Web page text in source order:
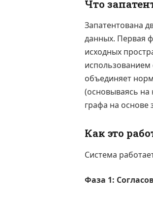
Что
Запатентована
данных. Первая
исходных
использованием
объединяет
(основываясь на
графа на основе
Как это
Система
Фаза 1: